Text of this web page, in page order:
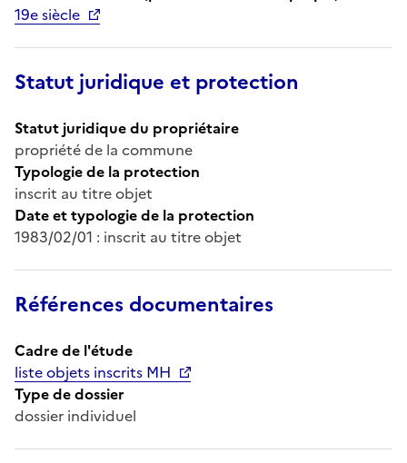
19e siècle
Statut juridique et protection
Statut juridique du propriétaire
propriété de la commune
Typologie de la protection
inscrit au titre objet
Date et typologie de la protection
1983/02/01 : inscrit au titre objet
Références documentaires
Cadre de l'étude
liste objets inscrits MH
Type de dossier
dossier individuel